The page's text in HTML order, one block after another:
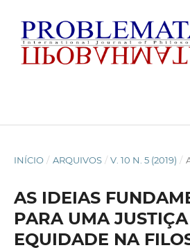
INÍCIO / ARQUIVOS / V. 10 N. 5 (2019) /
AS IDEIAS
PARA UMA
EQUIDADE NA